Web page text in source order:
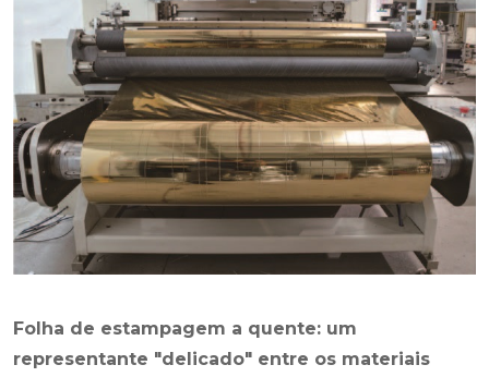
Folha de estampagem a quente: um
representante "delicado" entre os materiais